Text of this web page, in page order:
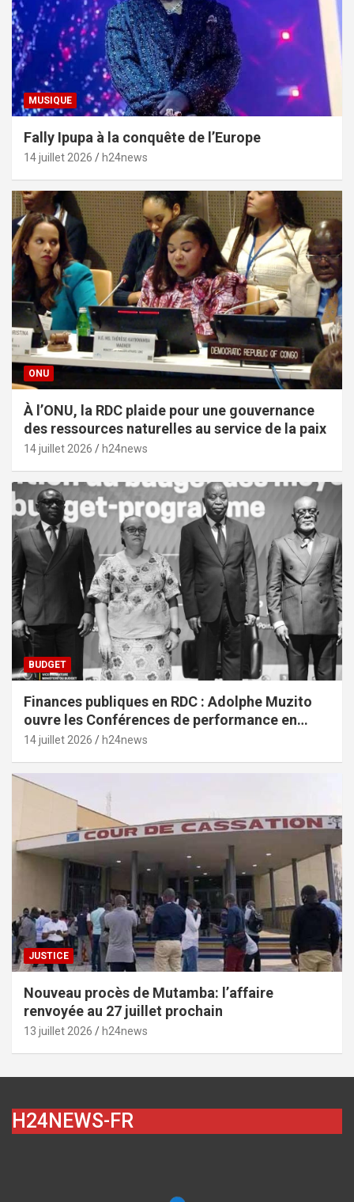
MUSIQUE
Fally Ipupa à la conquête de l’Europe
14 juillet 2026 h24news
ONU
À l’ONU, la RDC plaide pour une gouvernance
des ressources naturelles au service de la paix
14 juillet 2026 h24news
BUDGET
Finances publiques en RDC : Adolphe Muzito
ouvre les Conférences de performance en
prélude au budget-programme de 2028
14 juillet 2026 h24news
JUSTICE
Nouveau procès de Mutamba: l’affaire
renvoyée au 27 juillet prochain
13 juillet 2026 h24news
H24NEWS-FR